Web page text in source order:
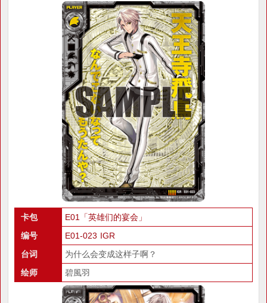
卡包
E01「英雄们的宴会」
编号
E01-023 IGR
台词
为什么会变成这样子啊？
绘师
碧風羽